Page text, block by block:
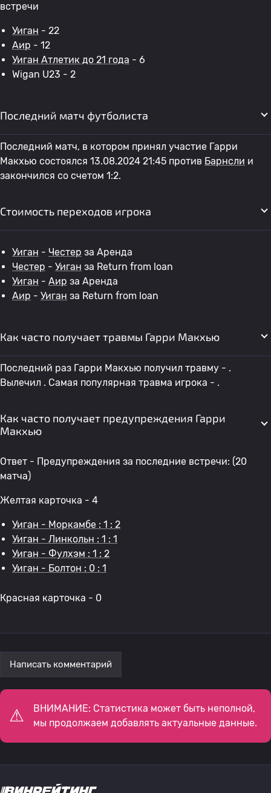
встречи
Уиган - 22
Аир - 12
Уиган Атлетик до 21 года - 6
Wigan U23 - 2
Последний матч футболиста
Последний матч, в котором принял участие Гарри
Макхью состоялся 13.08.2024 21:45 против Барнсли и
закончился со счетом 1:2.
Стоимость переходов игрока
Уиган - Честер за Аренда
Честер - Уиган за Return from loan
Уиган - Аир за Аренда
Аир - Уиган за Return from loan
Как часто получает травмы Гарри Макхью
Последний раз Гарри Макхью получил травму - .
Вылечил . Самая популярная травма игрока - .
Как часто получает предупреждения Гарри
Макхью
Ответ - Предупреждения за последние встречи: (20
матча)
Желтая карточка - 4
Уиган - Моркамбе : 1 : 2
Уиган - Линкольн : 1 : 1
Уиган - Фулхэм : 1 : 2
Уиган - Болтон : 0 : 1
Красная карточка - 0
Написать комментарий
ВНИМАНИЕ: Статистика может быть неполной,
мы продолжаем добавлять актуальные данные.